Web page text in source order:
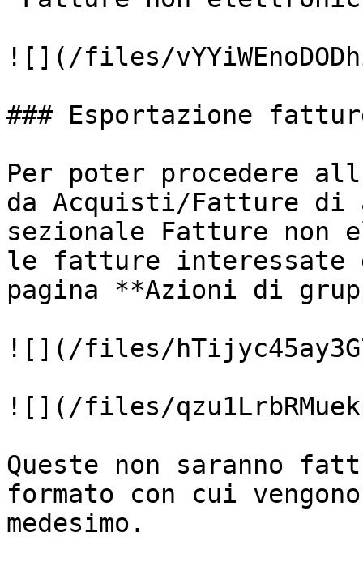
![](/files/
### Esportazione
Per poter procedere
da Acquisti/Fatture di
sezionale Fatture non
le fatture interessate
pagina **Azioni di
![](/files/
![](/files/
Queste non saranno
formato con cui
medesimo.